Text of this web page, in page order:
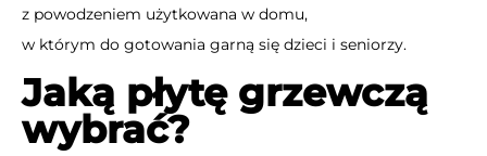
z powodzeniem użytkowana w domu,
w którym do gotowania garną się dzieci i seniorzy.
Jaką płytę grzewczą
wybrać?